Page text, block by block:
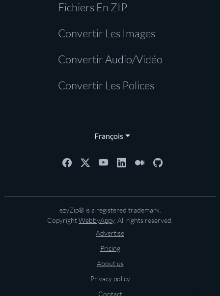
Fichiers En ZIP
Convertir Les Images
Convertir Audio/Vidéo
Convertir Les Polices
François
ezyZip® is a registered trademark.
CopyrightWebbyAppy. All rights reserved.
Advertise
Pricing
About us
Privacy policy
Contact